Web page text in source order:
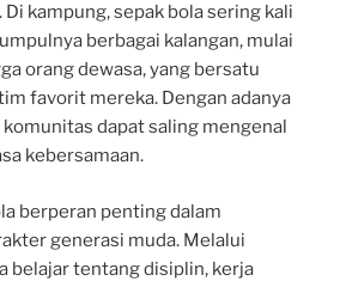
kampung, sepak bola sering kali
berbagai kalangan, mulai
orang dewasa, yang bersatu
favorit mereka. Dengan adanya
dapat saling mengenal
kebersamaan.
berperan penting dalam
generasi muda. Melalui
belajar tentang disiplin, kerja